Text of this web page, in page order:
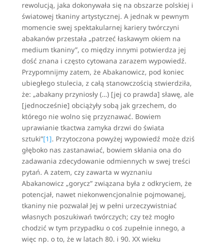
rewolucją, jaka dokonywała się na obszarze polskiej i
światowej tkaniny artystycznej. A jednak w pewnym
momencie swej spektakularnej kariery twórczyni
abakanów przestała „patrzeć łaskawym okiem na
medium tkaniny”, co między innymi potwierdza jej
dość znana i często cytowana zarazem wypowiedź.
Przypomnijmy zatem, że Abakanowicz, pod koniec
ubiegłego stulecia, z całą stanowczością stwierdziła,
że: „abakany przyniosły (…) [jej co prawda] sławę, ale
[jednocześnie] obciążyły sobą jak grzechem, do
którego nie wolno się przyznawać. Bowiem
uprawianie tkactwa zamyka drzwi do świata
sztuki”[1]. Przytoczona powyżej wypowiedź może dziś
głęboko nas zastanawiać, bowiem skłania ona do
zadawania zdecydowanie odmiennych w swej treści
pytań. A zatem, czy zawarta w wyznaniu
Abakanowicz „gorycz” związana była z odkryciem, że
potencjał, nawet niekonwencjonalnie pojmowanej,
tkaniny nie pozwalał Jej w pełni urzeczywistniać
własnych poszukiwań twórczych; czy też mogło
chodzić w tym przypadku o coś zupełnie innego, a
więc np. o to, że w latach 80. i 90. XX wieku